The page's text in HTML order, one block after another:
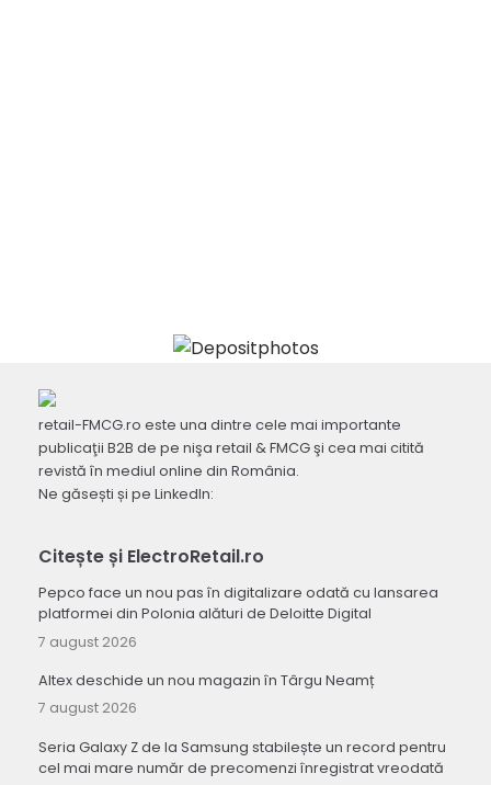
retail-FMCG.ro este una dintre cele mai importante
publicaţii B2B de pe nişa retail & FMCG şi cea mai citită
revistă în mediul online din România.
Ne găsești și pe LinkedIn:
Citește și ElectroRetail.ro
Pepco face un nou pas în digitalizare odată cu lansarea
platformei din Polonia alături de Deloitte Digital
7 august 2026
Altex deschide un nou magazin în Târgu Neamț
7 august 2026
Seria Galaxy Z de la Samsung stabilește un record pentru
cel mai mare număr de precomenzi înregistrat vreodată